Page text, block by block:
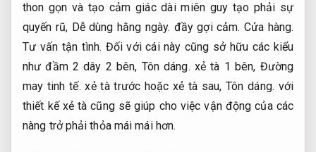
thon gọn và tạo cảm giác dài miên guy tạo phải sự
quyến rũ, Dễ dùng hằng ngày. đầy gợi cảm. Cửa hàng.
Tư vấn tận tình. Đối với cái này cũng sở hữu các kiểu
như đầm 2 dây 2 bên, Tôn dáng. xẻ tà 1 bên, Đường
may tinh tế. xẻ tà trước hoặc xẻ tà sau,Tôn dáng. với
thiết kế xẻ tà cũng sẽ giúp cho việc vận động của các
nàng trở phải thỏa mái mái hơn.